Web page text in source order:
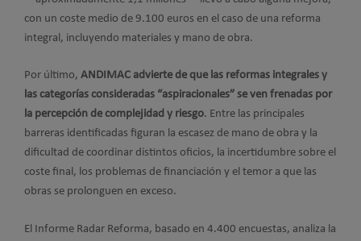
con un coste medio de 9.100 euros en el caso de una reforma
integral, incluyendo materiales y mano de obra.
Por último, ANDIMAC advierte de que las reformas integrales y
las categorías consideradas “aspiracionales” se ven frenadas por
la percepción de complejidad y riesgo. Entre las principales
barreras identificadas figuran la escasez de mano de obra y la
dificultad de coordinar distintos oficios, la incertidumbre sobre el
coste final, los problemas de financiación y el temor a que las
obras se prolonguen en exceso.
El Informe Radar Reforma, basado en 4.400 encuestas, analiza la